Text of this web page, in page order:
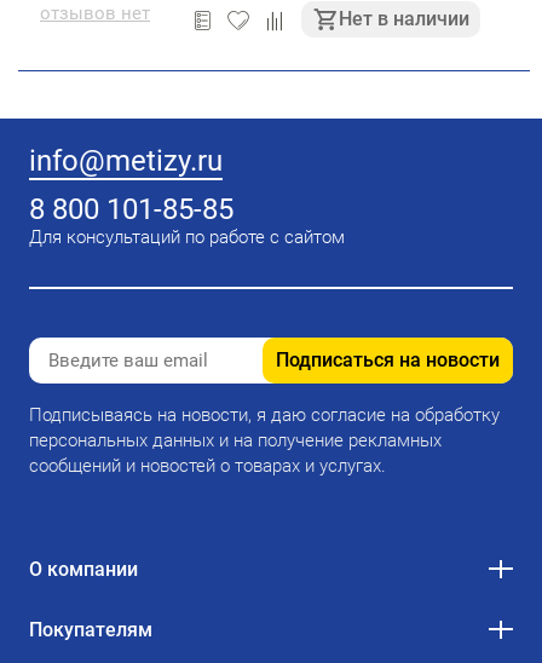
отзывов нет Нет в наличии
info@metizy.ru
8 800 101-85-85
Для консультаций по работе с сайтом
Подписаться на новости
Подписываясь на новости, я даю согласие на обработку
персональных данных и на получение рекламных
сообщений и новостей о товарах и услугах.
О компании
Покупателям